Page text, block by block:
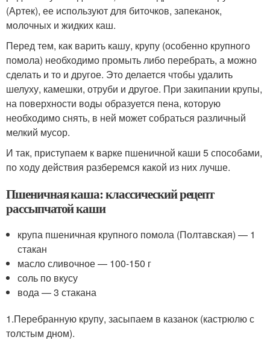
(Артек), ее используют для биточков, запеканок,
молочных и жидких каш.
Перед тем, как варить кашу, крупу (особенно крупного
помола) необходимо промыть либо перебрать, а можно
сделать и то и другое. Это делается чтобы удалить
шелуху, камешки, отруби и другое. При закипании крупы,
на поверхности воды образуется пена, которую
необходимо снять, в ней может собраться различный
мелкий мусор.
И так, приступаем к варке пшеничной каши 5 способами,
по ходу действия разберемся какой из них лучше.
Пшеничная каша: классический рецепт
рассыпчатой каши
крупа пшеничная крупного помола (Полтавская) — 1
стакан
масло сливочное — 100-150 г
соль по вкусу
вода — 3 стакана
1.Перебранную крупу, засыпаем в казанок (кастрюлю с
толстым дном).